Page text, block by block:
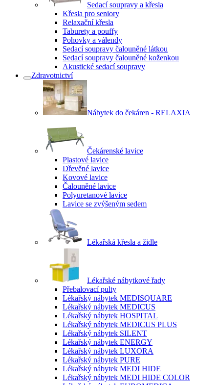
Sedací soupravy a křesla
Křesla pro seniory
Relaxační křesla
Taburety a pouffy
Pohovky a válendy
Sedací soupravy čalouněné látkou
Sedací soupravy čalouněné koženkou
Akustické sedací soupravy
Zdravotnictví
Nábytek do čekáren - RELAXIA
Čekárenské lavice
Plastové lavice
Dřevěné lavice
Kovové lavice
Čalouněné lavice
Polyuretanové lavice
Lavice se zvýšeným sedem
Lékařská křesla a židle
Lékařské nábytkové řady
Přebalovací pulty
Lékařský nábytek MEDISQUARE
Lékařský nábytek MEDICUS
Lékařský nábytek HOSPITAL
Lékařský nábytek MEDICUS PLUS
Lékařský nábytek SILENT
Lékařský nábytek ENERGY
Lékařský nábytek LUXORA
Lékařský nábytek PURE
Lékařský nábytek MEDI HIDE
Lékařský nábytek MEDI HIDE COLOR